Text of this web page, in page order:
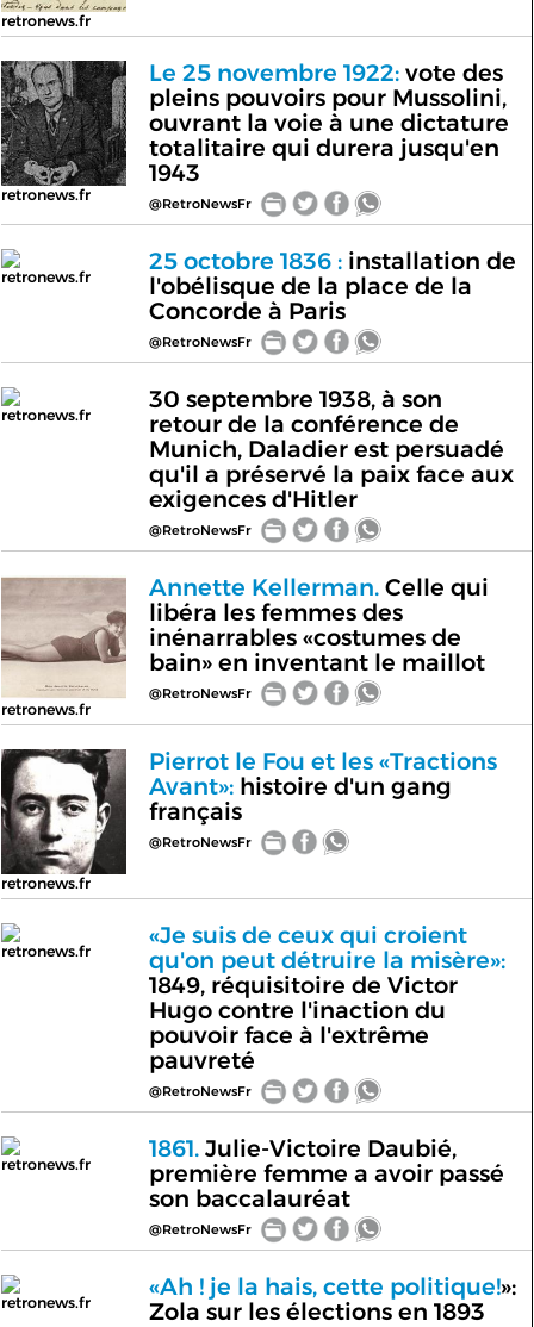
retronews.fr
retronews.fr
Le 25 novembre 1922:vote des
pleins pouvoirs pour Mussolini,
ouvrant la voie à une dictature
totalitaire qui durera jusqu'en
1943
@RetroNewsFr
retronews.fr
25 octobre 1836 :installation de
l'obélisque de la place de la
Concorde à Paris
@RetroNewsFr
retronews.fr
30 septembre 1938, à son
retour de la conférence de
Munich, Daladier est persuadé
qu'il a préservé la paix face aux
exigences d'Hitler
@RetroNewsFr
retronews.fr
Annette Kellerman.Celle qui
libéra les femmes des
inénarrables «costumes de
bain» en inventant le maillot
@RetroNewsFr
retronews.fr
Pierrot le Fou et les «Tractions
Avant»:histoire d'un gang
français
@RetroNewsFr
retronews.fr
«Je suis de ceux qui croient
qu'on peut détruire la misère»:
1849, réquisitoire de Victor
Hugo contre l'inaction du
pouvoir face à l'extrême
pauvreté
@RetroNewsFr
retronews.fr
1861.Julie-Victoire Daubié,
première femme a avoir passé
son baccalauréat
@RetroNewsFr
retronews.fr
«Ah ! je la hais, cette politique!»:
Zola sur les élections en 1893